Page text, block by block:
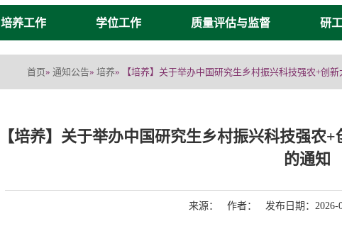
培养工作 学位工作 质量评估与监督 研
首页» 通知公告» 培养» 【培养】关于举办中国研究生乡村振兴科技强农+创
【培养】关于举办中国研究生乡村振兴科技强农
的通知
来源： 作者： 发布日期：